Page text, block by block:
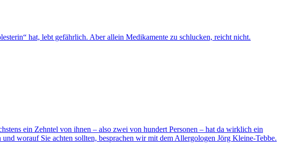
hat, lebt gefährlich. Aber allein Medikamente zu schlucken, reicht nicht.
ein Zehntel von ihnen – also zwei von hundert Personen – hat da wirklich ein
worauf Sie achten sollten, besprachen wir mit dem Allergologen Jörg Kleine-Tebbe.